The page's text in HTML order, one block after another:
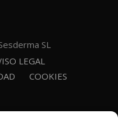
SL
LEGAL
COOKIES